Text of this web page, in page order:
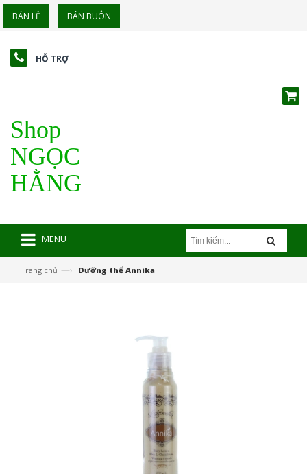
BÁN LẺ BÁN BUÔN
HỖ TRỢ
Shop
NGỌC
HẰNG
MENU
Trang chủ —› Dưỡng thể Annika